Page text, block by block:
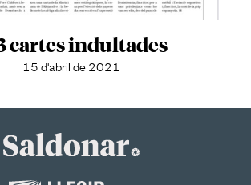
cartes indultades
15 d'abril de 2021